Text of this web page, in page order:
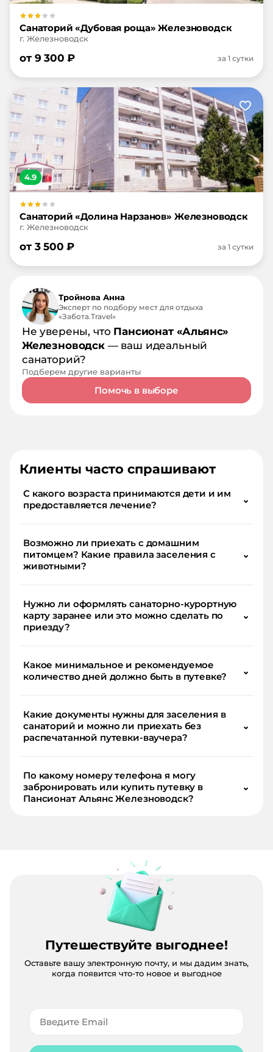
Санаторий «Дубовая роща» Железноводск
г. Железноводск
от 9 300 ₽ за 1 сутки
4.9
Санаторий «Долина Нарзанов» Железноводск
г. Железноводск
от 3 500 ₽ за 1 сутки
Тройнова Анна
Эксперт по подбору мест для отдыха
«Забота.Travel»
Не уверены, что Пансионат «Альянс»
Железноводск— ваш идеальный
санаторий?
Подберем другие варианты
Помочь в выборе
Клиенты часто спрашивают
С какого возраста принимаются дети и им
предоставляется лечение?
⌄
Возможно ли приехать с домашним
питомцем? Какие правила заселения с
животными?
⌄
Нужно ли оформлять санаторно-курортную
карту заранее или это можно сделать по
приезду?
⌄
Какое минимальное и рекомендуемое
количество дней должно быть в путевке?
⌄
Какие документы нужны для заселения в
санаторий и можно ли приехать без
распечатанной путевки-ваучера?
⌄
По какому номеру телефона я могу
забронировать или купить путевку в
Пансионат Альянс Железноводск?
⌄
Путешествуйте выгоднее!
Оставьте вашу электронную почту, и мы дадим знать,
когда появится что-то новое и выгодное